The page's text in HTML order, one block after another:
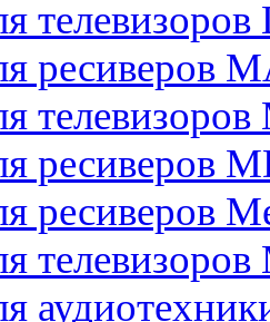
телевизоров
ресиверов
телевизоров
ресиверов
ресиверов
телевизоров